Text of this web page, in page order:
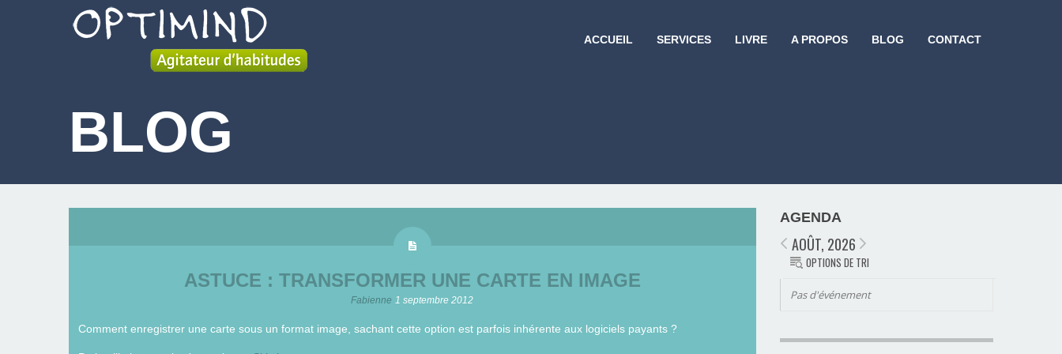
ACCUEIL SERVICES LIVRE A PROPOS BLOG CONTACT
BLOG
ASTUCE : TRANSFORMER UNE CARTE EN IMAGE
Fabienne 1 septembre 2012
Comment enregistrer une carte sous un format image, sachant cette option est parfois inhérente aux logiciels payants ?
AGENDA
AOÛT, 2026
OPTIONS DE TRI
Pas d'événement